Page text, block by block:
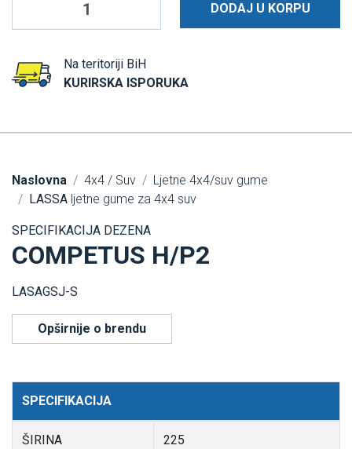
DODAJ U KORPU
Na teritoriji BiH
KURIRSKA ISPORUKA
Naslovna 4x4 / Suv
Ljetne 4x4/suv gume
LASSA ljetne gume za 4x4 suv
SPECIFIKACIJA DEZENA
COMPETUS H/P2
LASAGSJ-S
Opširnije o brendu
SPECIFIKACIJA
ŠIRINA 225